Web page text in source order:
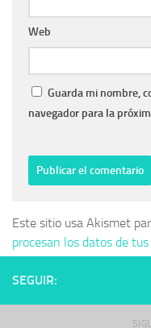
Web
Guarda mi nombre,
navegador para la
Este sitio usa Akismet
procesan los datos de
SEGUIR: